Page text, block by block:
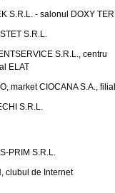
S.R.L. - salonul DOXY
S.R.L.
S.R.L., centru
ELAT
market CIOCANA S.A.,
S.R.L.
PRIM S.R.L.
clubul de Internet